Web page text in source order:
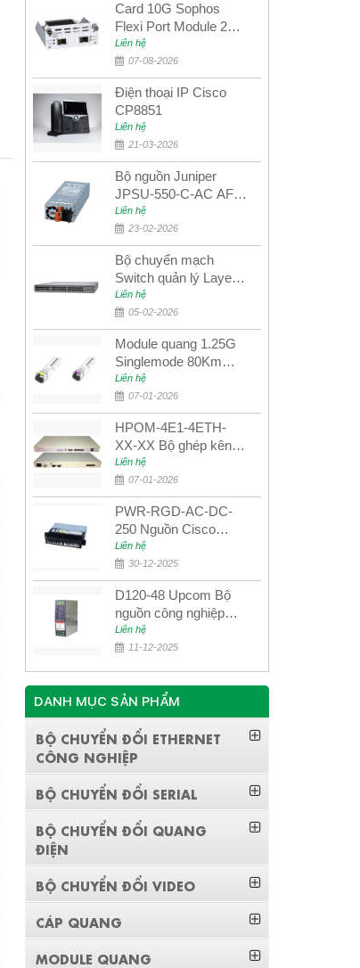
Card 10G Sophos
Flexi Port Module 2
port 10GbE SFP+
SGMOD2F2PUR
2port 10GbE SFP+
Liên hệ
07-08-2026
Điện thoại IP Cisco
CP8851
Liên hệ
21-03-2026
Bộ nguồn Juniper
JPSU-550-C-AC AFO
nguồn AC công suất
550W dùng cho dòng
switch Juniper
Networks EX4400
Liên hệ
23-02-2026
Bộ chuyển mạch
Switch quản lý Layer 3
Juniper QFX5100-48S
Liên hệ
05-02-2026
Module quang 1.25G
Singlemode 80Km
UPCOM MWS-12-45-
80AD/MWS-12-54-
80BD
Liên hệ
07-01-2026
HPOM-4E1-4ETH-
XX-XX Bộ ghép kênh
quang quản lý SDH
4E1+4ETH+RS232
Liên hệ
07-01-2026
PWR-RGD-AC-DC-
250 Nguồn Cisco
Industrial 250W
PoE/PoE+
Liên hệ
30-12-2025
D120-48 Upcom Bộ
nguồn công nghiệp
đầu ra đơn 120W
48VDC
Liên hệ
11-12-2025
DANH MỤC SẢN PHẨM
BỘ CHUYỂN ĐỔI ETHERNET
CÔNG NGHIỆP
BỘ CHUYỂN ĐỔI SERIAL
BỘ CHUYỂN ĐỔI QUANG
ĐIỆN
BỘ CHUYỂN ĐỔI VIDEO
CÁP QUANG
MODULE QUANG